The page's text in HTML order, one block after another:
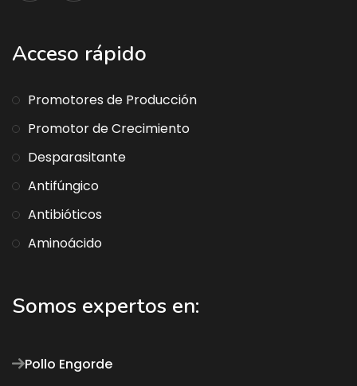
Acceso rápido
Promotores de Producción
Promotor de Crecimiento
Desparasitante
Antifúngico
Antibióticos
Aminoácido
Somos expertos en:
Pollo Engorde